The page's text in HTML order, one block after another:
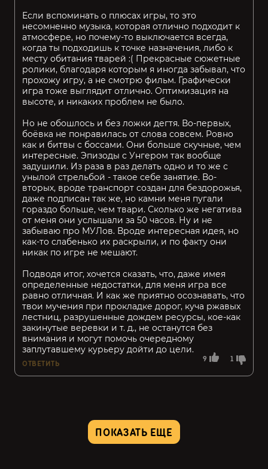
9 1
Если вспоминать о плюсах игры, то это
несомненно музыка, которая отлично подходит к
атмосфере, но почему-то выключается всегда,
когда ты подходишь к точке назначения, либо к
месту обитания тварей :( Прекрасные сюжетные
ролики, благодаря которым я иногда забывал, что
прохожу игру, а не смотрю фильм. Графически
игра тоже выглядит отлично. Оптимизация на
высоте, и никаких проблем не было.
Но не обошлось и без ложки дегтя. Во-первых,
боёвка не понравилась от слова совсем. Ровно
как и битвы с боссами. Они больше скучные, чем
интересные. Эпизоды с Унгером так вообще
задушили. Из раза в раз делать одно и то же с
унылой стрельбой - такое себе занятие. Во-
вторых, вроде транспорт создан для бездорожья,
даже подписан так же, но камни меня пугали
гораздо больше, чем твари. Сколько же негатива
от меня они услышали за 50 часов. Ну и не
забываю про МУЛов. Вроде интересная идея, но
как-то слабенько их раскрыли, и по факту они
никак по игре не мешают.
Подводя итог, хочется сказать, что, даже имея
определенные недостатки, для меня игра все
равно отличная. И как же приятно осознавать, что
твои мучения при прокладке дорог, куча ржавых
лестниц, разрушенные дождем ресурсы, кое-как
закинутые веревки и т. д., не останутся без
внимания и могут помочь очередному
заплутавшему курьеру дойти до цели.
ОТВЕТИТЬ
ПОКАЗАТЬ ЕЩЕ